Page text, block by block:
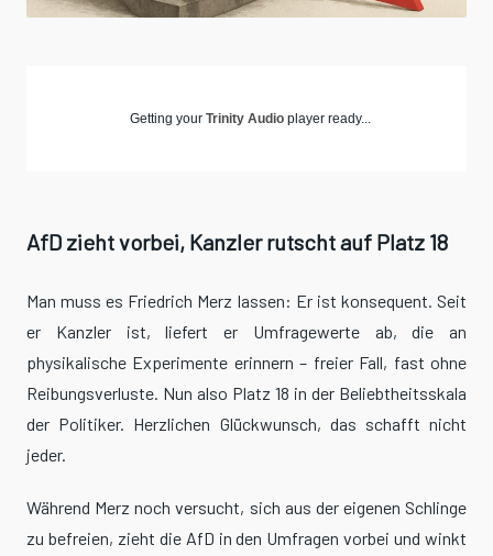
Getting your Trinity Audio player ready...
AfD zieht vorbei, Kanzler rutscht auf Platz 18
Man muss es Friedrich Merz lassen: Er ist konsequent. Seit
er Kanzler ist, liefert er Umfragewerte ab, die an
physikalische Experimente erinnern – freier Fall, fast ohne
Reibungsverluste. Nun also Platz 18 in der Beliebtheitsskala
der Politiker. Herzlichen Glückwunsch, das schafft nicht
jeder.
Während Merz noch versucht, sich aus der eigenen Schlinge
zu befreien, zieht die AfD in den Umfragen vorbei und winkt